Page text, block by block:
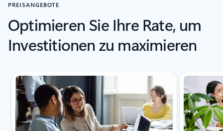
PREISANGEBOTE
Optimieren Sie Ihre Rate, um
Investitionen zu maximieren